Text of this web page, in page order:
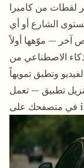
لقطات من كاميرا
الشارع أو أي
وتطبق تمويهاً
تطبيق — تعمل